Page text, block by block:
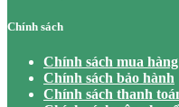
Chính sách
Chính sách mua hàng
Chính sách bảo hành
Chính sách thanh